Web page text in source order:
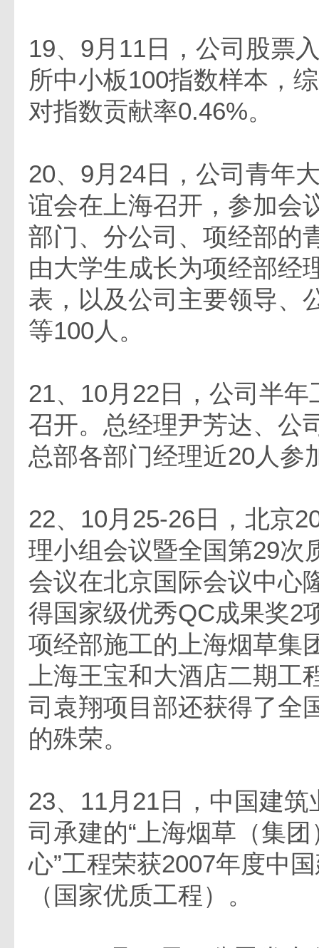
19、9月11日，公司股票
所中小板100指数样本，
对指数贡献率0.46%。
20、9月24日，公司青年
谊会在上海召开，参加会
部门、分公司、项经部的
由大学生成长为项经部经
表，以及公司主要领导、
等100人。
21、10月22日，公司半
召开。总经理尹芳达、公
总部各部门经理近20人参
22、10月25-26日，北京
理小组会议暨全国第29次
会议在北京国际会议中心
得国家级优秀QC成果奖2
项经部施工的上海烟草集
上海王宝和大酒店二期工
司袁翔项目部还获得了全
的殊荣。
23、11月21日，中国建
司承建的“上海烟草（集
心”工程荣获2007年度中
（国家优质工程）。